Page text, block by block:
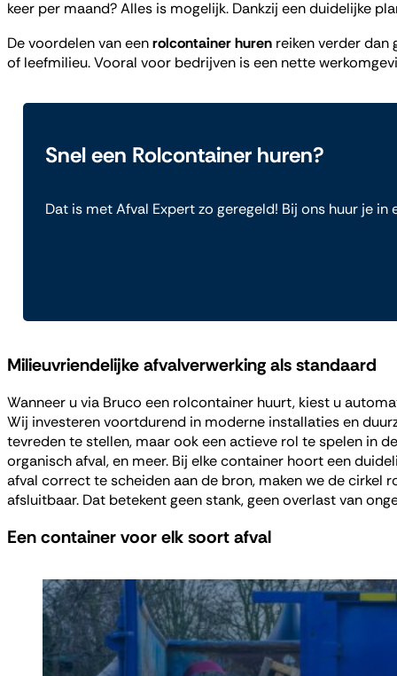
keer per maand? Alles is mogelijk. Dankzij een duidelijke
De voordelen van eenrolcontainer huren reiken verder dan
of leefmilieu. Vooral voor bedrijven is een nette
Snel een Rolcontainer huren?
Dat is met Afval Expert zo geregeld! Bij ons huur je
Milieuvriendelijke afvalverwerking als standaard
Wanneer u via Bruco een rolcontainer huurt, kiest u
Wij investeren voortdurend in moderne installaties en
tevreden te stellen, maar ook een actieve rol te spelen in
organisch afval, en meer. Bij elke container hoort een
afval correct te scheiden aan de bron, maken we de cirkel
afsluitbaar. Dat betekent geen stank, geen overlast van
Een container voor elk soort afval